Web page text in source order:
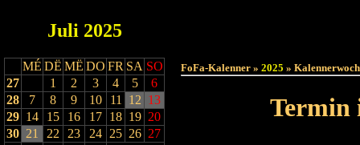
Juli 2025
MÉ DË MË DO FR SA SO
27
1 2 3 4 5
6
28
7 8 9 10 11 12 13
29 14 15 16 17 18 19 20
30 21 22 23 24 25 26 27
FoFa-Kalenner » 2025 »
Termin